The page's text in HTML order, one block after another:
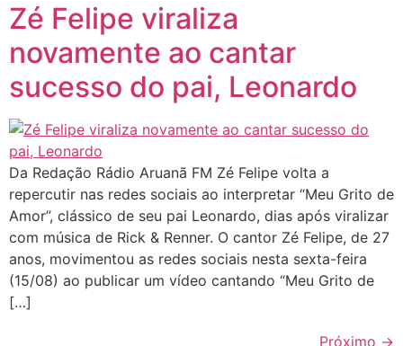
Zé Felipe viraliza
novamente ao cantar
sucesso do pai, Leonardo
Da Redação Rádio Aruanã FM Zé Felipe volta a
repercutir nas redes sociais ao interpretar “Meu Grito de
Amor”, clássico de seu pai Leonardo, dias após viralizar
com música de Rick & Renner. O cantor Zé Felipe, de 27
anos, movimentou as redes sociais nesta sexta-feira
(15/08) ao publicar um vídeo cantando “Meu Grito de
[…]
Próximo →